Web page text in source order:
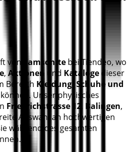
von Samsonite bei Tiendeo, wo
,Aktionen und Kataloge dieser
Bereich Kleidung, Schuhe und
Unser physisches
Friedrichstrasse 12 Balingen,
Auswahl an hochwertigen
während des gesamten